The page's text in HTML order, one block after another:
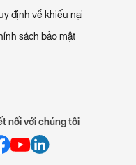
định về khiếu nại
sách bảo mật
nối với chúng tôi